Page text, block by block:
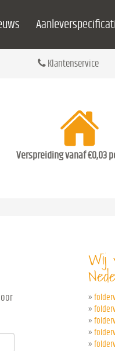
Klantenservice
Verspreiding vanaf €0,03
Wij
»
»
»
»
»